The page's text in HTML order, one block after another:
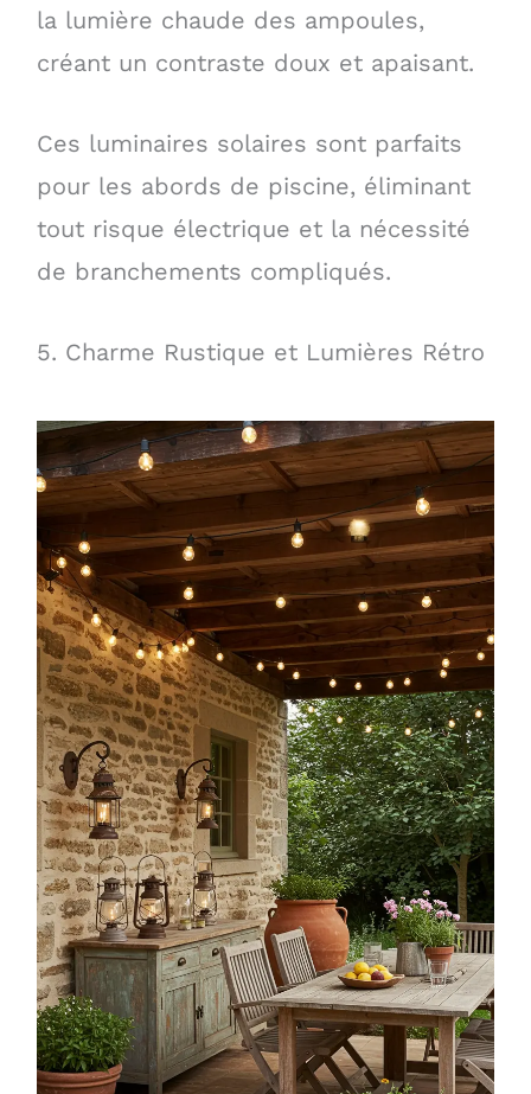
la lumière chaude des ampoules,
créant un contraste doux et apaisant.
Ces luminaires solaires sont parfaits
pour les abords de piscine, éliminant
tout risque électrique et la nécessité
de branchements compliqués.
5. Charme Rustique et Lumières Rétro